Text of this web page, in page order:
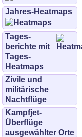
Jahres-Heatmaps
Tages­
berichte mit
Tages-
Heatmaps
Zivile und
militärische
Nachtflüge
Kampfjet-
Überflüge
ausgewählter Orte